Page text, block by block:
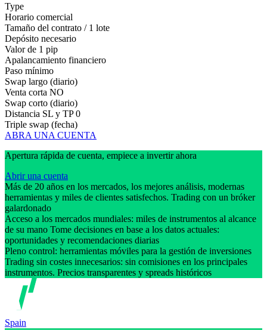
Type
Horario comercial
Tamaño del contrato / 1 lote
Depósito necesario
Valor de 1 pip
Apalancamiento financiero
Paso mínimo
Swap largo (diario)
Venta corta NO
Swap corto (diario)
Distancia SL y TP 0
Triple swap (fecha)
ABRA UNA CUENTA
Apertura rápida de cuenta, empiece a invertir ahora
Abrir una cuenta
Más de 20 años en los mercados, los mejores análisis, modernas
herramientas y miles de clientes satisfechos. Trading con un bróker
galardonado
Acceso a los mercados mundiales: miles de instrumentos al alcance
de su mano Tome decisiones en base a los datos actuales:
oportunidades y recomendaciones diarias
Pleno control: herramientas móviles para la gestión de inversiones
Trading sin costes innecesarios: sin comisiones en los principales
instrumentos. Precios transparentes y spreads históricos
Spain